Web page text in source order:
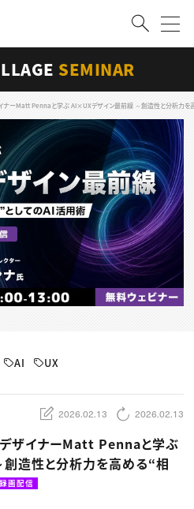
会員登録
プ
SEMINAR
イナーMatt Pennaと学ぶ AI×UXデザイン最前線 ～創造性と分析力を
AI UX
2026.02.13 2026.02.13
デザイナーMatt Pennaと学ぶ
造性と分析力を高める“相
録画配信